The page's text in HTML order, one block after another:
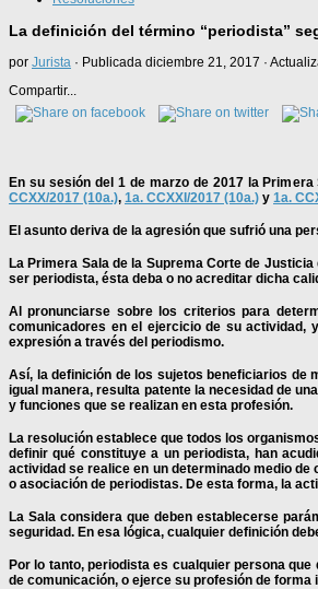
La definición del término “periodista”
por Jurista · Publicada diciembre 21, 2017 ·
Compartir...
En su sesión del 1 de marzo de 2017 la
CCXX/2017 (10a.), 1a. CCXXI/2017 (10a.) y 1a.
El asunto deriva de la agresión que sufrió una
La Primera Sala de la Suprema Corte de
ser periodista, ésta deba o no acreditar dicha
Al pronunciarse sobre los criterios para
comunicadores en el ejercicio de su actividad,
expresión a través del periodismo.
Así, la definición de los sujetos beneficiarios de
igual manera, resulta patente la necesidad de
y funciones que se realizan en esta profesión.
La resolución establece que todos los
definir qué constituye a un periodista, han
actividad se realice en un determinado medio
o asociación de periodistas. De esta forma, la
La Sala considera que deben establecerse
seguridad. En esa lógica, cualquier definición
Por lo tanto, periodista es cualquier persona
de comunicación, o ejerce su profesión de